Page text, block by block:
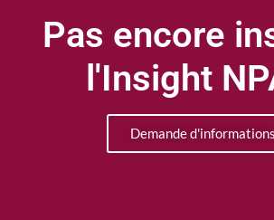
Pas encore
l'Insight
Demande d'informations